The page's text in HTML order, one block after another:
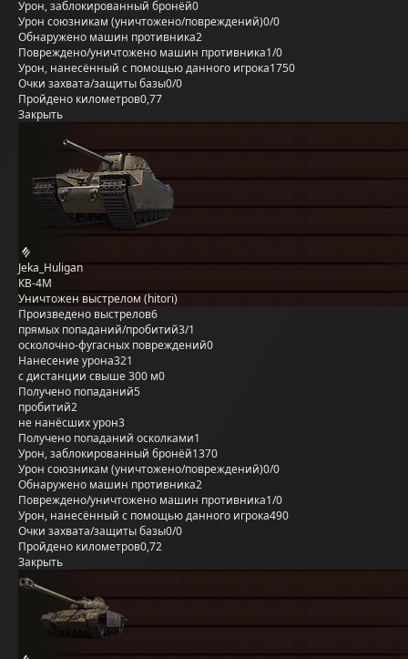
Урон, заблокированный бронёй0
Урон союзникам (уничтожено/повреждений)0/0
Обнаружено машин противника2
Повреждено/уничтожено машин противника1/0
Урон, нанесённый с помощью данного игрока1750
Очки захвата/защиты базы0/0
Пройдено километров0,77
Закрыть
Jeka_Huligan
КВ-4М
Уничтожен выстрелом (hitori)
Произведено выстрелов6
прямых попаданий/пробитий3/1
осколочно-фугасных повреждений0
Нанесение урона321
с дистанции свыше 300 м0
Получено попаданий5
пробитий2
не нанёсших урон3
Получено попаданий осколками1
Урон, заблокированный бронёй1370
Урон союзникам (уничтожено/повреждений)0/0
Обнаружено машин противника2
Повреждено/уничтожено машин противника1/0
Урон, нанесённый с помощью данного игрока490
Очки захвата/защиты базы0/0
Пройдено километров0,72
Закрыть